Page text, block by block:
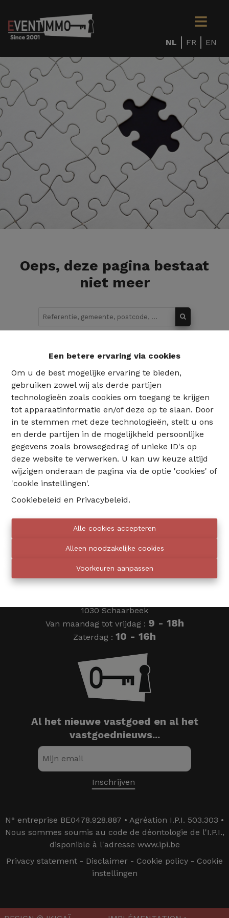
Een betere ervaring via cookies
Om u de best mogelijke ervaring te bieden,
gebruiken zowel wij als derde partijen
technologieën zoals cookies om toegang te krijgen
tot apparaatinformatie en/of deze op te slaan. Door
in te stemmen met deze technologieën, stelt u ons
en derde partijen in de mogelijkheid persoonlijke
gegevens zoals browsegedrag of unieke ID's op
deze website te verwerken. U kan uw keuze altijd
wijzigen onderaan de pagina via de optie 'cookies' of
'cookie instellingen'.
Cookiebeleid en Privacybeleid.
Alle cookies accepteren
Alleen noodzakelijke cookies
Voorkeuren aanpassen
NL FR EN
Oeps, deze pagina bestaat
niet meer
02 735 18 38
Eventimmo chasseurs
1030 Schaarbeek
Van maandag tot vrijdag : 9 - 18h
Zaterdag : 10 - 16h
Al het nieuwe vastgoed en al het
vastgoednieuws...
N° entreprise BE0478.928.887 • Agréation I.P.I. 503.303 •
Nous sommes soumis au code de déontologie de l'I.P.I.,
disponible à l'adresse www.ipi.be
Privacy statement - Disclaimer - Cookie policy - Cookie
instellingen